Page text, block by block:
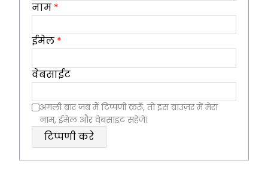
नाम *
ईमेल *
वेबसाईट
अगली बार जब मैं टिप्पणी करूँ, तो इस ब्राउज़र में मेरा
नाम, ईमेल और वेबसाइट सहेजें।